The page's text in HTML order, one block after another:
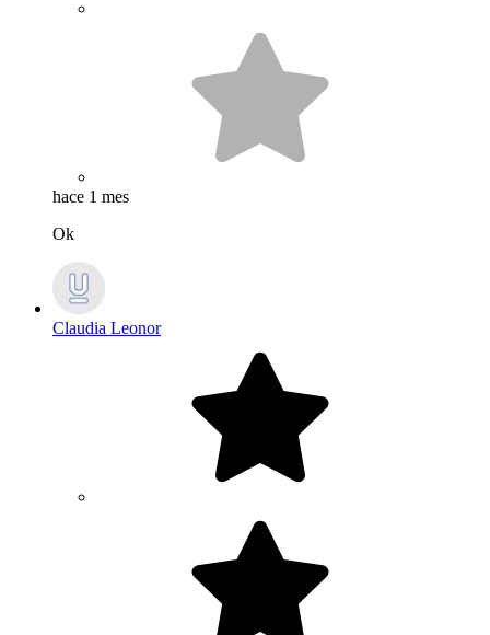
hace 1 mes
Ok
Claudia Leonor